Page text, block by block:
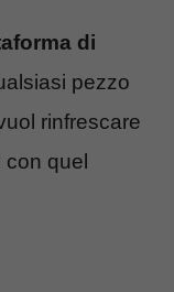
di
pezzo
rinfrescare
con quel